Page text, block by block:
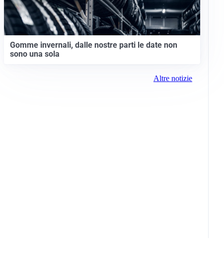
Gomme invernali, dalle nostre parti le date non
sono una sola
Altre notizie